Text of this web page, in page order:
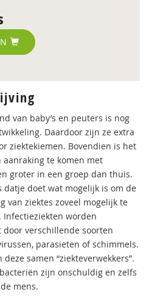
van baby’s en peuters is nog
Daardoor zijn ze extra
ziektekiemen. Bovendien is het
aanraking te komen met
groter in een groep dan thuis.
datje doet wat mogelijk is om de
van ziektes zoveel mogelijk te
Infectieziekten worden
door verschillende soorten
parasieten of schimmels.
deze samen “ziekteverwekkers”.
zijn onschuldig en zelfs
mens.